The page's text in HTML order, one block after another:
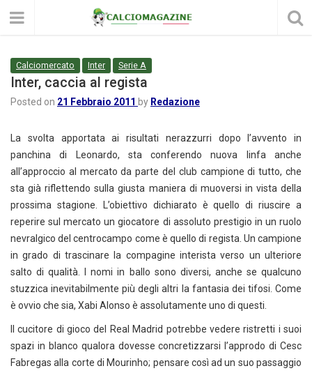
Calciomercato Inter Serie A
Inter, caccia al regista
Posted on 21 Febbraio 2011 by Redazione
La svolta apportata ai risultati nerazzurri dopo l’avvento in
panchina di Leonardo, sta conferendo nuova linfa anche
all’approccio al mercato da parte del club campione di tutto, che
sta già riflettendo sulla giusta maniera di muoversi in vista della
prossima stagione.
L’obiettivo dichiarato è quello di riuscire a
reperire sul mercato un giocatore di assoluto prestigio in un ruolo
nevralgico del centrocampo come è quello di regista. Un campione
in grado di trascinare la compagine interista verso un ulteriore
salto di qualità. I nomi in ballo sono diversi, anche se qualcuno
stuzzica inevitabilmente più degli altri la fantasia dei tifosi. Come
è ovvio che sia, Xabi Alonso è assolutamente uno di questi.
Il cucitore di gioco del Real Madrid potrebbe vedere ristretti i suoi
spazi in blanco qualora dovesse concretizzarsi l’approdo di Cesc
Fabregas alla corte di Mourinho; pensare così ad un suo passaggio